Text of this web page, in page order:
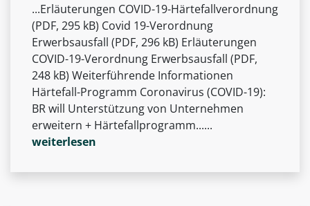
...Erläuterungen COVID-19-Härtefallverordnung
(PDF, 295 kB) Covid 19-Verordnung
Erwerbsausfall (PDF, 296 kB) Erläuterungen
COVID-19-Verordnung Erwerbsausfall (PDF,
248 kB) Weiterführende Informationen
Härtefall-Programm Coronavirus (COVID-19):
BR will Unterstützung von Unternehmen
erweitern + Härtefallprogramm......
weiterlesen